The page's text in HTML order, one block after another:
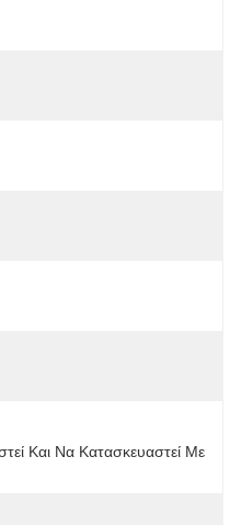
Και Να Κατασκευαστεί Με